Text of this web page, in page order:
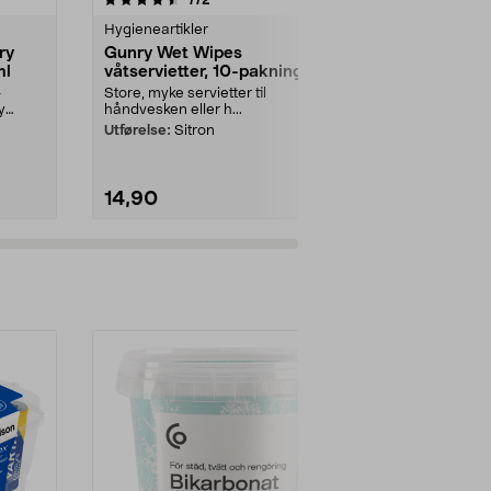
Hygieneartikler
Gunry Wet Wipes
våtservietter, 10-pakning
Store, myke servietter til
håndvesken eller h...
Utførelse: Sitron
14,90